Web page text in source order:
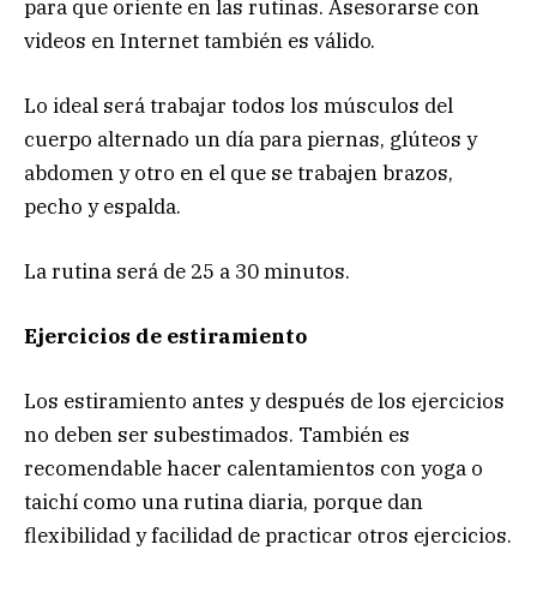
para que oriente en las rutinas. Asesorarse con
videos en Internet también es válido.
Lo ideal será trabajar todos los músculos del
cuerpo alternado un día para piernas, glúteos y
abdomen y otro en el que se trabajen brazos,
pecho y espalda.
La rutina será de 25 a 30 minutos.
Ejercicios de estiramiento
Los estiramiento antes y después de los ejercicios
no deben ser subestimados. También es
recomendable hacer calentamientos con yoga o
taichí como una rutina diaria, porque dan
flexibilidad y facilidad de practicar otros ejercicios.